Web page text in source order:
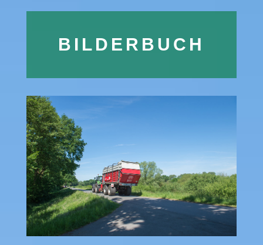
BILDERBUCH